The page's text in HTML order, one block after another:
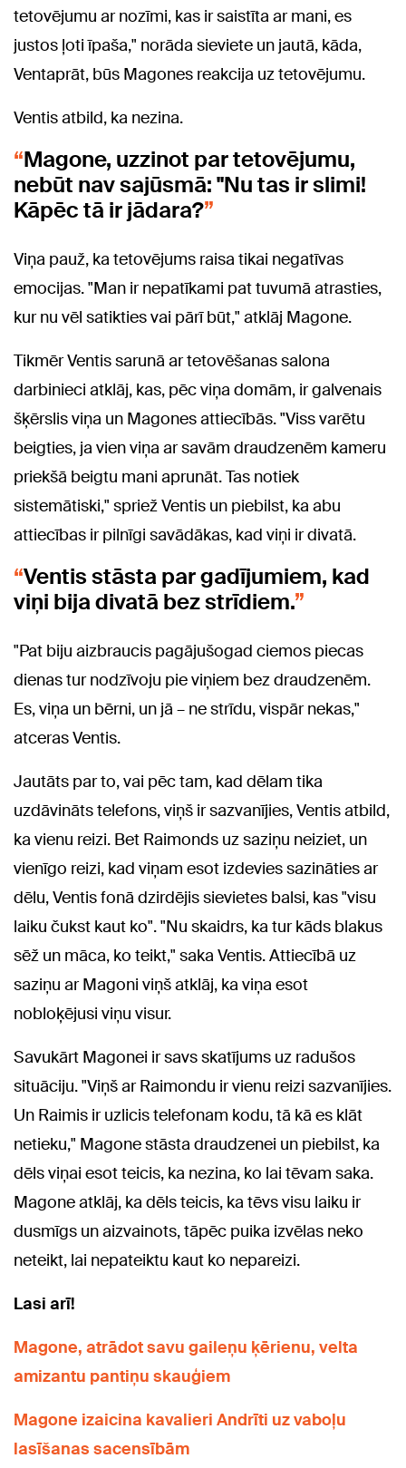
tetovējumu ar nozīmi, kas ir saistīta ar mani, es
justos ļoti īpaša," norāda sieviete un jautā, kāda,
Ventaprāt, būs Magones reakcija uz tetovējumu.
Ventis atbild, ka nezina.
Magone, uzzinot par tetovējumu,
nebūt nav sajūsmā: "Nu tas ir slimi!
Kāpēc tā ir jādara?
Viņa pauž, ka tetovējums raisa tikai negatīvas
emocijas. "Man ir nepatīkami pat tuvumā atrasties,
kur nu vēl satikties vai pārī būt," atklāj Magone.
Tikmēr Ventis sarunā ar tetovēšanas salona
darbinieci atklāj, kas, pēc viņa domām, ir galvenais
šķērslis viņa un Magones attiecībās. "Viss varētu
beigties, ja vien viņa ar savām draudzenēm kameru
priekšā beigtu mani aprunāt. Tas notiek
sistemātiski," spriež Ventis un piebilst, ka abu
attiecības ir pilnīgi savādākas, kad viņi ir divatā.
Ventis stāsta par gadījumiem, kad
viņi bija divatā bez strīdiem.
"Pat biju aizbraucis pagājušogad ciemos piecas
dienas tur nodzīvoju pie viņiem bez draudzenēm.
Es, viņa un bērni, un jā – ne strīdu, vispār nekas,"
atceras Ventis.
Jautāts par to, vai pēc tam, kad dēlam tika
uzdāvināts telefons, viņš ir sazvanījies, Ventis atbild,
ka vienu reizi. Bet Raimonds uz saziņu neiziet, un
vienīgo reizi, kad viņam esot izdevies sazināties ar
dēlu, Ventis fonā dzirdējis sievietes balsi, kas "visu
laiku čukst kaut ko". "Nu skaidrs, ka tur kāds blakus
sēž un māca, ko teikt," saka Ventis. Attiecībā uz
saziņu ar Magoni viņš atklāj, ka viņa esot
nobloķējusi viņu visur.
Savukārt Magonei ir savs skatījums uz radušos
situāciju. "Viņš ar Raimondu ir vienu reizi sazvanījies.
Un Raimis ir uzlicis telefonam kodu, tā kā es klāt
netieku," Magone stāsta draudzenei un piebilst, ka
dēls viņai esot teicis, ka nezina, ko lai tēvam saka.
Magone atklāj, ka dēls teicis, ka tēvs visu laiku ir
dusmīgs un aizvainots, tāpēc puika izvēlas neko
neteikt, lai nepateiktu kaut ko nepareizi.
Lasi arī!
Magone, atrādot savu gaileņu ķērienu, velta
amizantu pantiņu skauģiem
Magone izaicina kavalieri Andrīti uz vaboļu
lasīšanas sacensībām